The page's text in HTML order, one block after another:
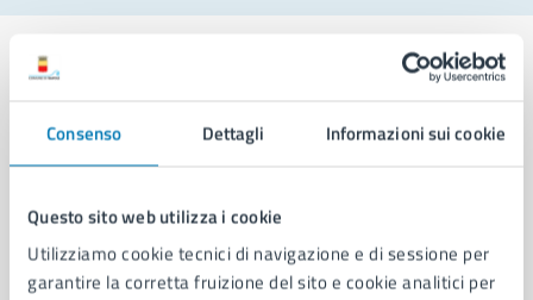
Consenso Dettagli Informazioni sui cookie
Questo sito web utilizza i cookie
Utilizziamo cookie tecnici di navigazione e di sessione per
garantire la corretta fruizione del sito e cookie analitici per
Comune di Napoli
AMMINISTRAZIONE
Aree amministrative
Organi di governo